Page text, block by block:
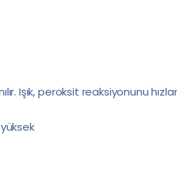
Işık, peroksit reaksiyonunu